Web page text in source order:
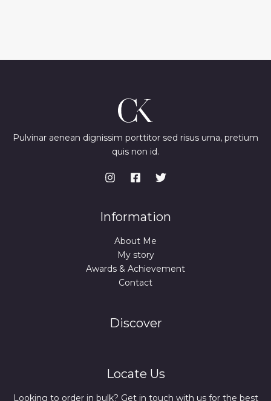
Pulvinar aenean dignissim porttitor sed risus urna, pretium
quis non id.
Information
About Me
My story
Awards & Achievement
Contact
Discover
Locate Us
Looking to order in bulk? Get in touch with us for the best